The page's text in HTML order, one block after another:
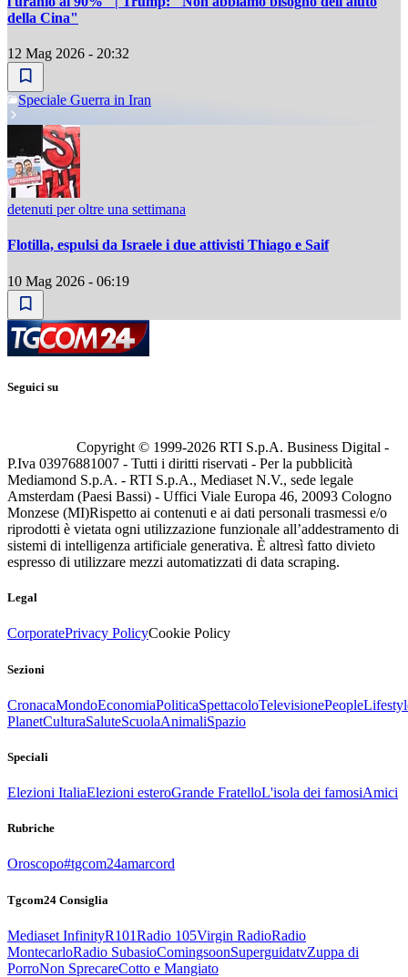
della Cina"
12 Mag 2026 - 20:32
Speciale Guerra in Iran
detenuti per oltre una settimana
Flotilla, espulsi da Israele i due attivisti Thiago e Saif
10 Mag 2026 - 06:19
Seguici su
Copyright © 1999-2026 RTI S.p.A. Business Digital -
P.Iva 03976881007 - Tutti i diritti riservati - Per la pubblicità
Mediamond S.p.A. - RTI S.p.A., Mediaset N.V., sede legale
Amsterdam (Paesi Bassi) - Uffici Viale Europa 46, 20093 Cologno
Monzese (MI)Rispetto ai contenuti e ai dati personali trasmessi e/o
riprodotti è vietata ogni utilizzazione funzionale all’addestramento di
sistemi di intelligenza artificiale generativa. È altresì fatto divieto
espresso di utilizzare mezzi automatizzati di data scraping.
Legal
CorporatePrivacy PolicyCookie Policy
Sezioni
CronacaMondoEconomiaPoliticaSpettacoloTelevisionePeople
PlanetCulturaSaluteScuolaAnimaliSpazio
Speciali
Elezioni ItaliaElezioni esteroGrande FratelloL'isola dei famosiAmici
Rubriche
Oroscopo#tgcom24amarcord
Tgcom24 Consiglia
Mediaset InfinityR101Radio 105Virgin RadioRadio
MontecarloRadio SubasioComingsoonSuperguidatvZuppa di
PorroNon SprecareCotto e Mangiato